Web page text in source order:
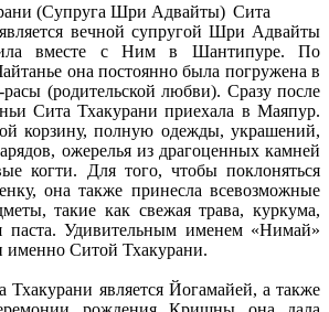
Сита
вечной супругой Шри Адвайты
вместе с Ним в Шантипуре. По
она постоянно была погружена в
расы (родительской любви). Сразу после
Сита Тхакурани приехала в Маяпур.
корзину, полную одежды, украшений,
ожерелья из драгоценных камней
когти. Для того, чтобы поклоняться
она также принесла всевозможные
такие как свежая трава, куркума,
паста. Удивительным именем «Нимай»
именно Ситой Тхакурани.
является Йогамайей, а также